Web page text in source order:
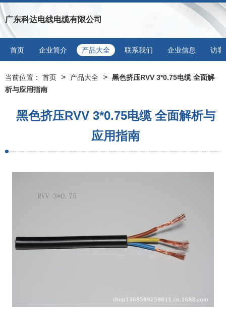
广东科达电线电缆有限公司
首页 企业简介 产品大全 联系我们 企业信息 访客
当前位置： 首页 > 产品大全 > 黑色挤压RVV 3*0.75电缆 全面解
析与应用指南
黑色挤压RVV 3*0.75电缆 全面解析与
应用指南